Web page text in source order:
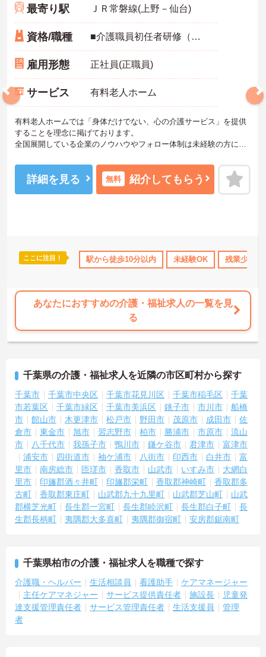
日110日以上 ブランクOK 研修制度あり 産休･育休･介護休暇
最寄り駅 ＪＲ常磐線(上野－仙台)
資格/職種 ■介護職員初任者研修（ヘルパー2級）以上
雇用形態 正社員(正職員)
サービス 有料老人ホーム
有料老人ホームでは「身体だけでない、心の介護サービス」を提供
することを理念に掲げております。
全国展開している企業のノウハウやフォロー体制は未経験の方にも
ご興味のある方は、さらに詳細をお話しますのでお気軽にご相談く
ださい。
詳細を見る 無料 紹介してもらう
ここに注目！ 駅から徒歩10分以内 未経験OK 残業少なめ
あなたにおすすめの介護・福祉求人の一覧を見
る
千葉県の介護・福祉求人を近隣の市区町村から探す
千葉市 千葉市中央区 千葉市花見川区 千葉市稲毛区
千葉
市若葉区
千葉市緑区 千葉市美浜区 銚子市 市川市
船橋
市
館山市 木更津市 松戸市 野田市 茂原市 成田市
佐
倉市
東金市 旭市 習志野市 柏市 勝浦市 市原市
流山
市
八千代市 我孫子市 鴨川市 鎌ケ谷市 君津市
富津市
浦安市
四街道市 袖ケ浦市 八街市 印西市 白井市
富
里市
南房総市 匝瑳市 香取市 山武市 いすみ市
大網白
里市
印旛郡酒々井町 印旛郡栄町 香取郡神崎町
香取郡多
古町
香取郡東庄町 山武郡九十九里町 山武郡芝山町
山武
郡横芝光町
長生郡一宮町 長生郡睦沢町 長生郡白子町
長
生郡長柄町
夷隅郡大多喜町 夷隅郡御宿町 安房郡鋸南町
千葉県柏市の介護・福祉求人を職種で探す
介護職・ヘルパー 生活相談員 看護助手
ケアマネージャー
主任ケアマネジャー
サービス提供責任者 施設長
児童発
達支援管理責任者
サービス管理責任者 生活支援員
管理
者